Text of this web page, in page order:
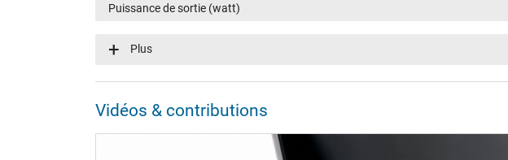
Puissance de sortie (watt)
Efficience énergétique
Plus
Vidéos & contributions